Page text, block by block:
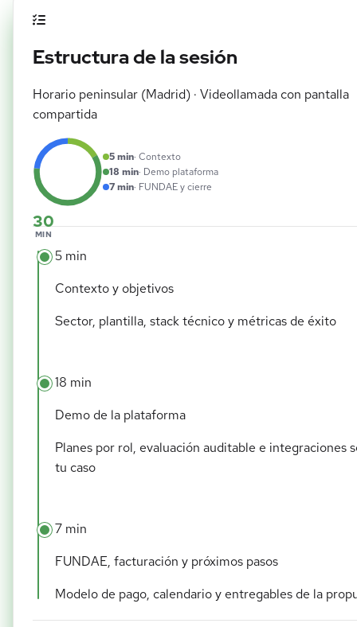
Estructura de la sesión
Horario peninsular (Madrid) · Videollamada con pantalla
compartida
30
MIN
5 min· Contexto
18 min· Demo plataforma
7 min· FUNDAE y cierre
5 min
Contexto y objetivos
Sector, plantilla, stack técnico y métricas de éxito
18 min
Demo de la plataforma
Planes por rol, evaluación auditable e integraciones
tu caso
7 min
FUNDAE, facturación y próximos pasos
Modelo de pago, calendario y entregables de la